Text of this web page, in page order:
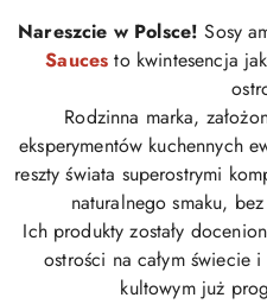
Nareszcie w Polsce! Sosy
Sauces to kwintesencja
Rodzinna marka,
eksperymentów kuchennych
reszty świata superostrymi
naturalnego smaku,
Ich produkty zostały
ostrości na całym świecie
kultowym już